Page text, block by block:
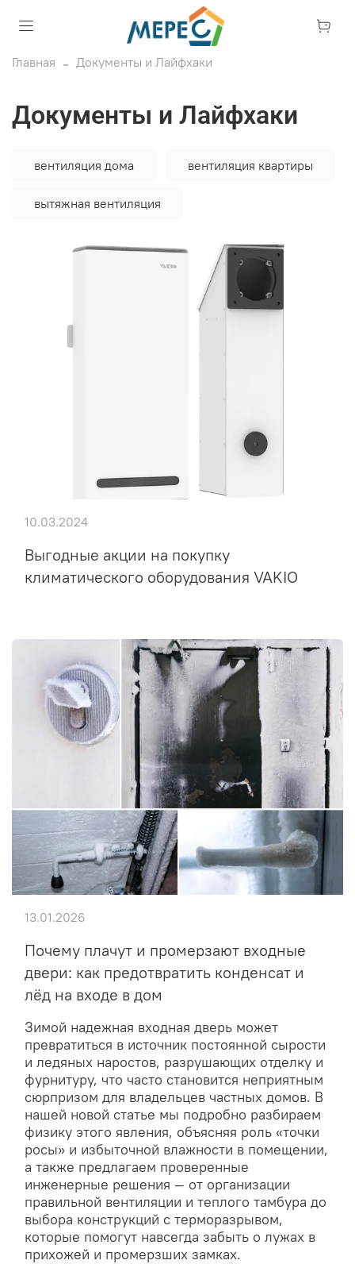
Главная Документы и Лайфхаки
Документы и Лайфхаки
вентиляция дома вентиляция квартиры
вытяжная вентиляция
Выгодные акции на покупку
климатического оборудования VAKIO
10.03.2024
Почему плачут и промерзают входные
двери: как предотвратить конденсат и
лёд на входе в дом
Зимой надежная входная дверь может
превратиться в источник постоянной сырости
и ледяных наростов, разрушающих отделку и
фурнитуру, что часто становится неприятным
сюрпризом для владельцев частных домов. В
нашей новой статье мы подробно разбираем
физику этого явления, объясняя роль «точки
росы» и избыточной влажности в помещении,
а также предлагаем проверенные
инженерные решения — от организации
правильной вентиляции и теплого тамбура до
выбора конструкций с терморазрывом,
которые помогут навсегда забыть о лужах в
прихожей и промерзших замках.
13.01.2026